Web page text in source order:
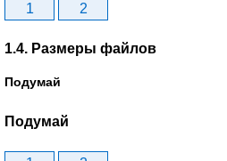
1 2
1.4. Размеры файлов
Подумай
Подумай